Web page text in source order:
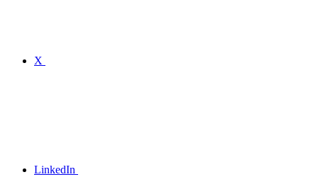
X
LinkedIn